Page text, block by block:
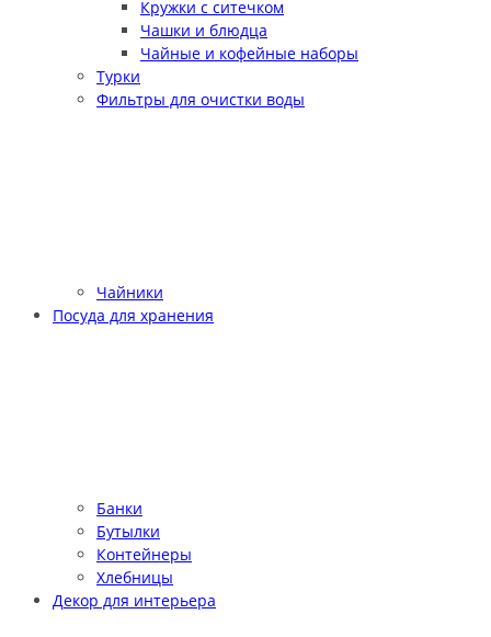
Кружки с ситечком
Чашки и блюдца
Чайные и кофейные наборы
Турки
Фильтры для очистки воды
Чайники
Посуда для хранения
Банки
Бутылки
Контейнеры
Хлебницы
Декор для интерьера